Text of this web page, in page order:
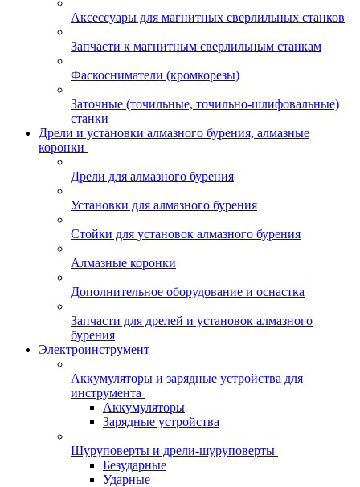
Аксессуары для магнитных сверлильных станков
Запчасти к магнитным сверлильным станкам
Фаскосниматели (кромкорезы)
Заточные (точильные, точильно-шлифовальные)
станки
Дрели и установки алмазного бурения, алмазные
коронки
Дрели для алмазного бурения
Установки для алмазного бурения
Стойки для установок алмазного бурения
Алмазные коронки
Дополнительное оборудование и оснастка
Запчасти для дрелей и установок алмазного
бурения
Электроинструмент
Аккумуляторы и зарядные устройства для
инструмента
Аккумуляторы
Зарядные устройства
Шуруповерты и дрели-шуруповерты
Безударные
Ударные